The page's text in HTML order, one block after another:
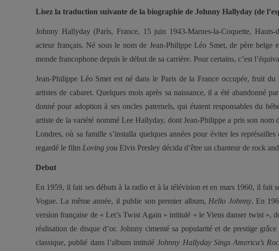
Lisez la traduction suivante de la biographie de Johnny Hallyday (de
Johnny Hallyday (París, France, 15 juin 1943-Marnes-la-Coquette,
acteur français. Né sous le nom de Jean-Philippe Léo Smet, de père belge
monde francophone depuis le début de sa carrière. Pour certains, c’est
Jean-Philippe Léo Smet est né dans le Paris de la France occupée, fruit
artistes de cabaret. Quelques mois après sa naissance, il a été abandonné
donné pour adoption à ses oncles paternels, qui étaient responsables du
artiste de la variété nommé Lee Hallyday, dont Jean-Philippe a pris son nom
Londres, où sa famille s’installa quelques années pour éviter les
regardé le film Loving you Elvis Presley décida d’être un chanteur de rock
Debut
En 1959, il fait ses débuts à la radio et à la télévision et en mars 1960, il fait
Vogue. La même année, il publie son premier album, Hello Johnny. En
version française de « Let’s Twist Again » intitulé « le Viens danser twist »,
réalisation de disque d’or. Johnny cimenté sa popularité et de prestige
classique, publié dans l’album intituléJohnny Hallyday Sings America’s